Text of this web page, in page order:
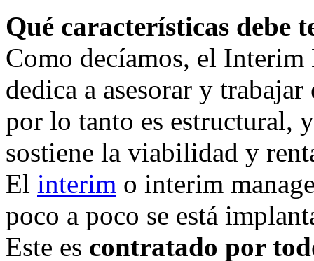
Qué características debe
Como decíamos, el Interim
dedica a asesorar y
por lo tanto es estructural,
sostiene la viabilidad y
El interim o interim
poco a poco se está
Este es contratado por